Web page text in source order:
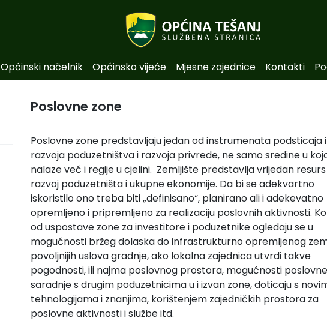
Općinski načelnik Općinsko vijeće Mjesne zajednice Kontakti
Poslovne zone
Poslovne zone predstavljaju jedan od instrumenata podsticaja i
razvoja poduzetništva i razvoja privrede, ne samo sredine u
nalaze već i regije u cjelini. Zemljište predstavlja vrijedan
razvoj poduzetništa i ukupne ekonomije. Da bi se adekvartno
iskoristilo ono treba biti „definisano“, planirano ali i adekevatno
opremljeno i pripremljeno za realizaciju poslovnih aktivnosti.
od uspostave zone za investitore i poduzetnike ogledaju se u
mogućnosti bržeg dolaska do infrastrukturno opremljenog
povoljnijih uslova gradnje, ako lokalna zajednica utvrdi takve
pogodnosti, ili najma poslovnog prostora, mogućnosti poslovne
saradnje s drugim poduzetnicima u i izvan zone, doticaju s
tehnologijama i znanjima, korištenjem zajedničkih prostora za
poslovne aktivnosti i službe itd.